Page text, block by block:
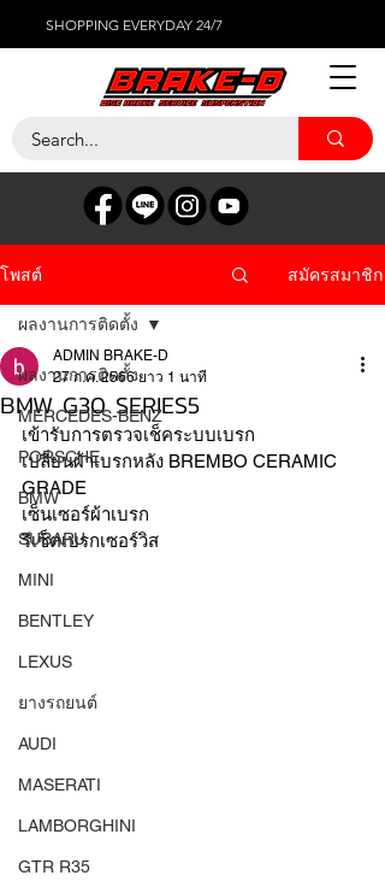
SHOPPING EVERYDAY 24/7
โพสต์ สมัครสมาชิก
ผลงานการติดตั้ง
MERCEDES-BENZ
PORSCHE
BMW
SUBARU
MINI
BENTLEY
LEXUS
ยางรถยนต์
AUDI
MASERATI
LAMBORGHINI
GTR R35
ผลงานการติดตั้ง
BMW G30 SERIES5
ADMIN BRAKE-D
27 ก.ค. 2566 ยาว 1 นาที
เข้ารับการตรวจเช็คระบบเบรก
เปลี่ยนผ้าเบรกหลัง BREMBO CERAMIC
GRADE
เซ็นเซอร์ผ้าเบรก
รีเซ็ตเบรกเซอร์วิส